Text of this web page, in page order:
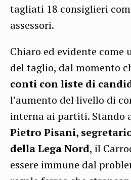
tagliati 18 consiglieri
assessori.
Chiaro ed evidente come
del taglio, dal momento
conti con liste di
l’aumento del livello di
interna ai partiti. Stando
Pietro Pisani,
della Lega Nord, il
essere immune dal